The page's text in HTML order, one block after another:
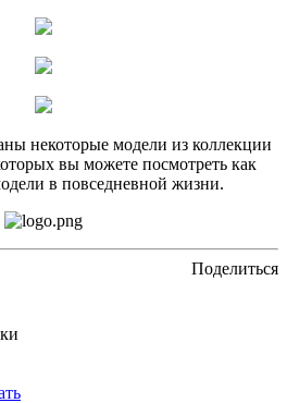
некоторые модели из коллекции
вы можете посмотреть как
в повседневной жизни.
Поделиться